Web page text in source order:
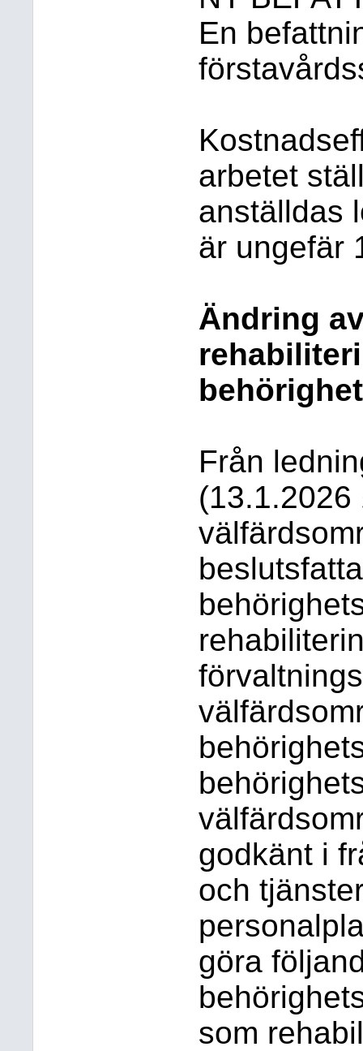
En
arbetet
anställdas
är ungefär
Ändring
Från
(13.1.2026
godkänt i
och
göra
som